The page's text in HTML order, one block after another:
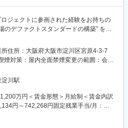
ステム（サーバーサイド）仕様検討
作（システムログの確認・解析）
ロジェクトに参画された経験をお持ちの
のデファクトスタンダードの構築” を目
またビジネス領域のマネジメントを想定
参画し、弊社クライアントの潜在的課
、提案営業及び案件PMとしてエンジニ
だき、スマートファクトリー化など製造
だきます。
住所：大阪府大阪市淀川区宮原4-3-7
煙対策：屋内全面禁煙変更の範囲：会社
川駅
万円＜賃金形態＞月給制＜賃金内訳
円～742,268円固定残業手当/月：